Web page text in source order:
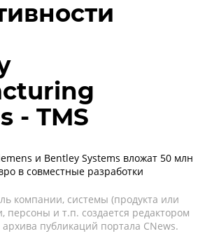
- TMS
и Bentley Systems вложат 50 млн
в совместные разработки
компании, системы (продукта или
персоны и т.п. создается редактором
публикаций портала CNews.